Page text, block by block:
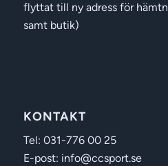
flyttat till ny adress för
samt butik)
KONTAKT
Tel: 031-776 00 25
E-post: info@ccsport.se